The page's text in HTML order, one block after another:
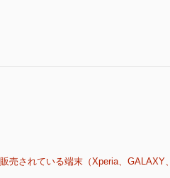
されている端末（Xperia、GALAXY、